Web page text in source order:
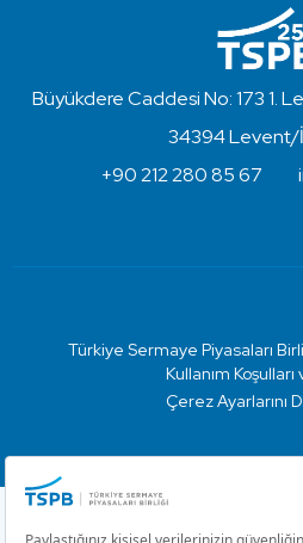
Büyükdere Caddesi No: 173 1.
34394 Levent/
+90 212 280 85 67
Türkiye Sermaye Piyasaları
Kullanım
Çerez Ayarlarını